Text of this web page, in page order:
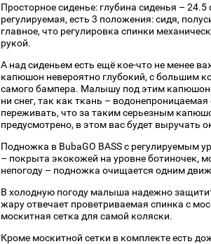
Просторное сиденье: глубина сиденья –
регулируемая, есть 3 положения: сидя,
главное, что регулировка спинки
рукой.
А над сиденьем есть ещё кое-что не менее
капюшон невероятно глубокий, с большим
самого бампера. Малышу под этим
ни снег, так как ткань –
переживать, что за таким серьезным
предусмотрено, в этом вас будет выручать
Подножка в BubaGO BASS с регулируемым
– покрыта экокожей на уровне ботиночек,
непогоду – подножка очищается одним
В холодную погоду малыша надежно
жару отвечает проветриваемая спинка с
москитная сетка для самой коляски.
Кроме москитной сетки в комплекте есть